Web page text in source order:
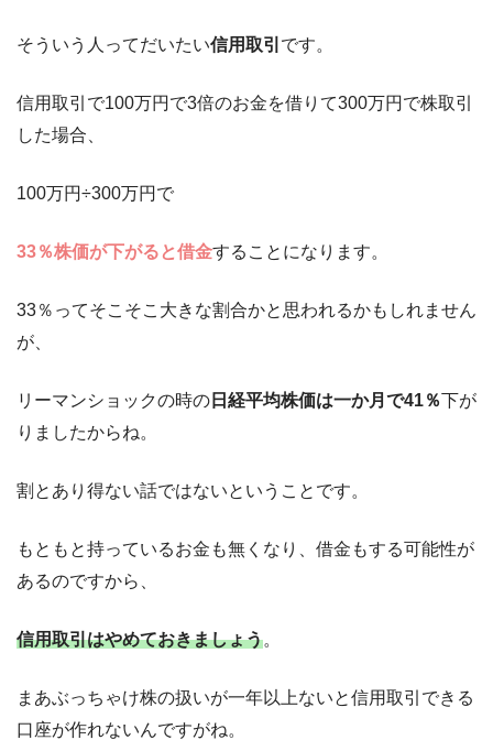
そういう人ってだいたい信用取引 です。
信用取引で100万円で3倍のお金を借りて300万円で株取引
した場合、
100万円÷300万円で
33％株価が下がると借金することになります。
33％ってそこそこ大きな割合かと思われるかもしれません
が、
リーマンショックの時の 日経平均株価は一か月で41％下が
りましたからね。
割とあり得ない話ではないということです。
もともと持っているお金も無くなり、借金もする可能性が
あるのですから、
信用取引はやめておきましょう。
まあぶっちゃけ株の扱いが一年以上ないと信用取引できる
口座が作れないんですがね。